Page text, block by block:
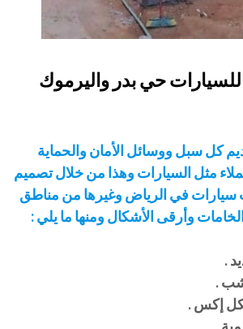
حي بدر واليرموك
كل سبل ووسائل الأمان والحماية
مثل السيارات وهذا من خلال تصميم
سيارات في الرياض وغيرها من مناطق
وأرقى الأشكال ومنها ما يلي :
.
.
إكس .